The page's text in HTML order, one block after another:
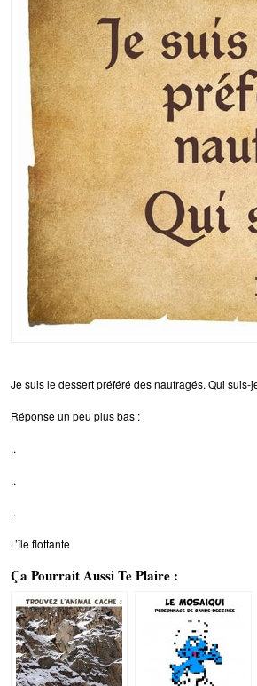
Je suis le dessert préféré des naufragés. Qui suis-
Réponse un peu plus bas :
..
..
..
L’île flottante
Ça Pourrait Aussi Te Plaire :